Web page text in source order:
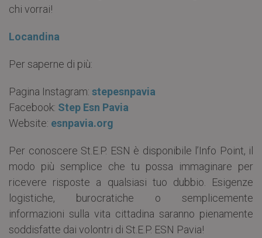
chi vorrai!
Locandina
Per saperne di più:
Pagina Instagram: stepesnpavia
Facebook: Step Esn Pavia
Website: esnpavia.org
Per conoscere St.E.P. ESN è disponibile l’Info Point, il
modo più semplice che tu possa immaginare per
ricevere risposte a qualsiasi tuo dubbio. Esigenze
logistiche, burocratiche o semplicemente
informazioni sulla vita cittadina saranno pienamente
soddisfatte dai volontri di St.E.P. ESN Pavia!